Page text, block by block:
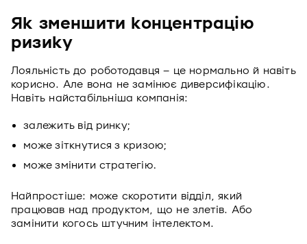
Як зменшити концентрацію
ризику
Лояльність до роботодавця – це нормально й навіть
корисно. Але вона не замінює диверсифікацію.
Навіть найстабільніша компанія:
залежить від ринку;
може зіткнутися з кризою;
може змінити стратегію.
Найпростіше: може скоротити відділ, який
працював над продуктом, що не злетів. Або
замінити когось штучним інтелектом.